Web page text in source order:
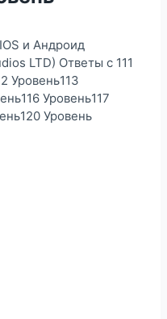
и Андроид
LTD) Ответы с 111
Уровень113
Уровень117
Уровень